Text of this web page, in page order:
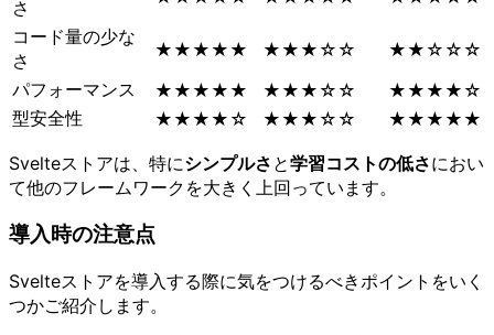
さ
コード量の少な
さ
★★★★★ ★★★☆☆
★★☆☆☆
パフォーマンス
★★★★★ ★★★☆☆
★★★★☆
型安全性
★★★★☆ ★★★☆☆
★★★★★
Svelteストアは、特にシンプルさ と学習コストの低さにおい
て他のフレームワークを大きく上回っています。
導入時の注意点
Svelteストアを導入する際に気をつけるべきポイントをいく
つかご紹介します。